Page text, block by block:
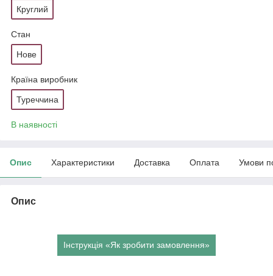
Круглий
Стан
Нове
Країна виробник
Туреччина
В наявності
Опис Характеристики Доставка Оплата Умови
Опис
Інструкція «Як зробити замовлення»